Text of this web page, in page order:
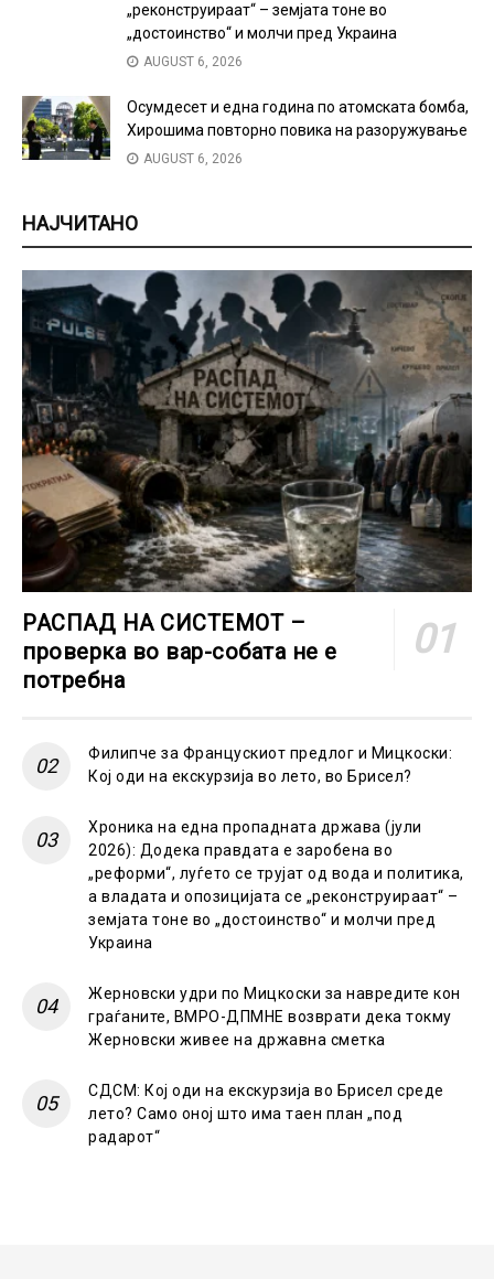
„реконструираат“ – земјата тоне во
„достоинство“ и молчи пред Украина
AUGUST 6, 2026
Осумдесет и една година по атомската бомба,
Хирошима повторно повика на разоружување
AUGUST 6, 2026
НАЈЧИТАНО
РАСПАД НА СИСТЕМОТ –
проверка во вар-собата не е
потребна
Филипче за Францускиот предлог и Мицкоски:
Кој оди на екскурзија во лето, во Брисел?
Хроника на една пропадната држава (јули
2026): Додека правдата е заробена во
„реформи“, луѓето се трујат од вода и политика,
а владата и опозицијата се „реконструираат“ –
земјата тоне во „достоинство“ и молчи пред
Украина
Жерновски удри по Мицкоски за навредите кон
граѓаните, ВМРО-ДПМНЕ возврати дека токму
Жерновски живее на државна сметка
СДСМ: Кој оди на екскурзија во Брисел среде
лето? Само оној што има таен план „под
радарот“